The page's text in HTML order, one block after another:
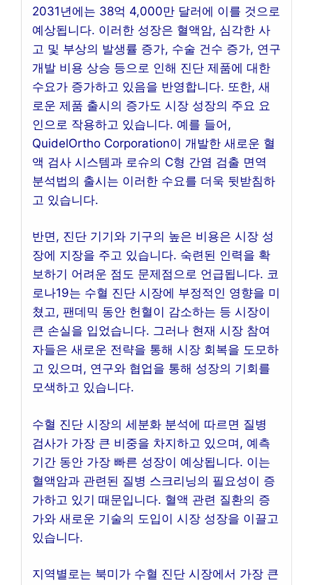
2031년에는 38억 4,000만 달러에 이를 것으로
예상됩니다. 이러한 성장은 혈액암, 심각한 사
고 및 부상의 발생률 증가, 수술 건수 증가, 연구
개발 비용 상승 등으로 인해 진단 제품에 대한
수요가 증가하고 있음을 반영합니다. 또한, 새
로운 제품 출시의 증가도 시장 성장의 주요 요
인으로 작용하고 있습니다. 예를 들어,
QuidelOrtho Corporation이 개발한 새로운 혈
액 검사 시스템과 로슈의 C형 간염 검출 면역
분석법의 출시는 이러한 수요를 더욱 뒷받침하
고 있습니다.
반면, 진단 기기와 기구의 높은 비용은 시장 성
장에 지장을 주고 있습니다. 숙련된 인력을 확
보하기 어려운 점도 문제점으로 언급됩니다. 코
로나19는 수혈 진단 시장에 부정적인 영향을 미
쳤고, 팬데믹 동안 헌혈이 감소하는 등 시장이
큰 손실을 입었습니다. 그러나 현재 시장 참여
자들은 새로운 전략을 통해 시장 회복을 도모하
고 있으며, 연구와 협업을 통해 성장의 기회를
모색하고 있습니다.
수혈 진단 시장의 세분화 분석에 따르면 질병
검사가 가장 큰 비중을 차지하고 있으며, 예측
기간 동안 가장 빠른 성장이 예상됩니다. 이는
혈액암과 관련된 질병 스크리닝의 필요성이 증
가하고 있기 때문입니다. 혈액 관련 질환의 증
가와 새로운 기술의 도입이 시장 성장을 이끌고
있습니다.
지역별로는 북미가 수혈 진단 시장에서 가장 큰